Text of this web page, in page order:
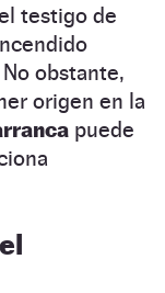
testigo de
obstante,
origen en la
puede